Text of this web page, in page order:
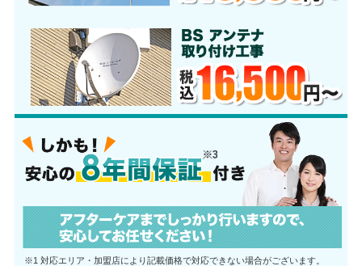
※1 対応エリア・加盟店により記載価格で対応できない場合がございます。